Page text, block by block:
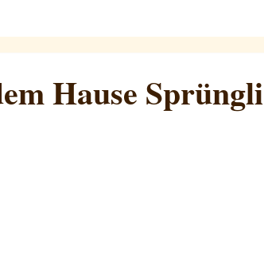
Hause Sprüngli